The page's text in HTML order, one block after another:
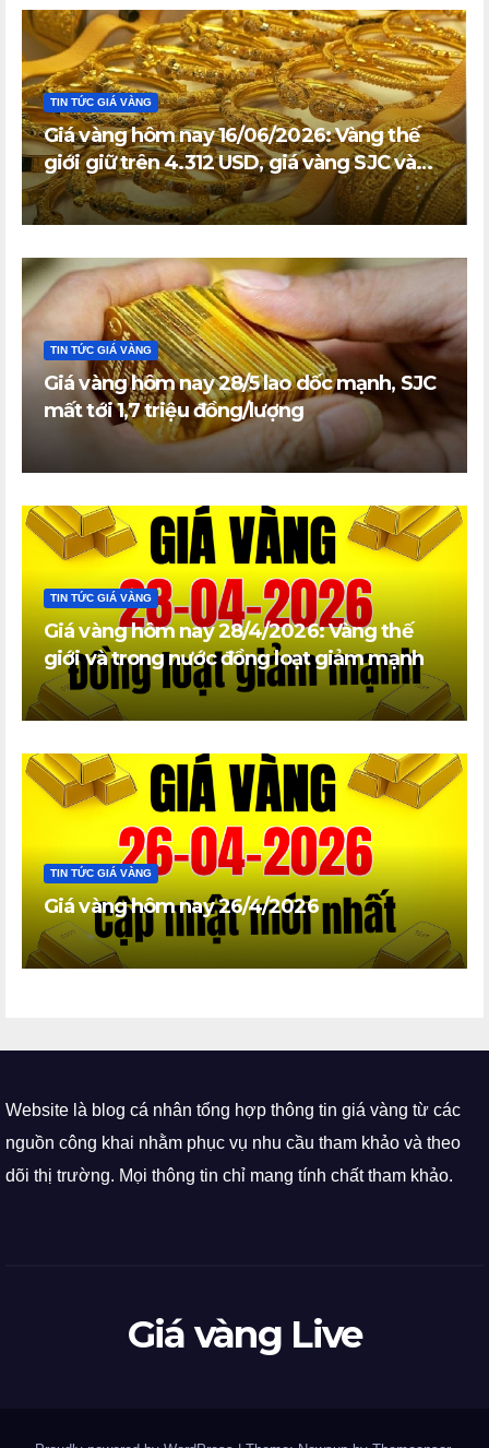
TIN TỨC GIÁ VÀNG
Giá vàng hôm nay 16/06/2026: Vàng thế
giới giữ trên 4.312 USD, giá vàng SJC và
vàng nhẫn trong nước đi ngang
TIN TỨC GIÁ VÀNG
Giá vàng hôm nay 28/5 lao dốc mạnh, SJC
mất tới 1,7 triệu đồng/lượng
TIN TỨC GIÁ VÀNG
Giá vàng hôm nay 28/4/2026: Vàng thế
giới và trong nước đồng loạt giảm mạnh
TIN TỨC GIÁ VÀNG
Giá vàng hôm nay 26/4/2026
Website là blog cá nhân tổng hợp thông tin giá vàng từ các
nguồn công khai nhằm phục vụ nhu cầu tham khảo và theo
dõi thị trường. Mọi thông tin chỉ mang tính chất tham khảo.
Giá vàng Live